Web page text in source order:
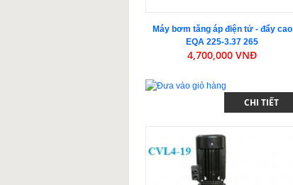
Máy bơm tăng áp điện tử - đẩy cao
EQA 225-3.37 265
4,700,000 VNĐ
CHI TIẾT